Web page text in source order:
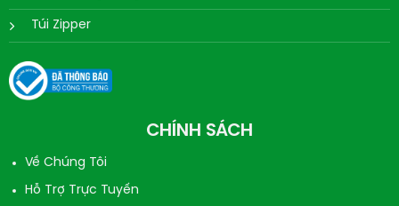
Túi Zipper
CHÍNH SÁCH
Về Chúng Tôi
Hỗ Trợ Trực Tuyến